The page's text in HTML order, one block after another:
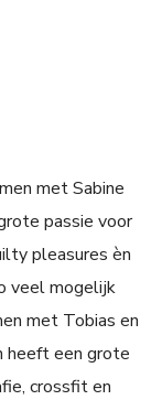
met Sabine
passie voor
pleasures èn
veel mogelijk
met Tobias en
heeft een grote
crossfit en